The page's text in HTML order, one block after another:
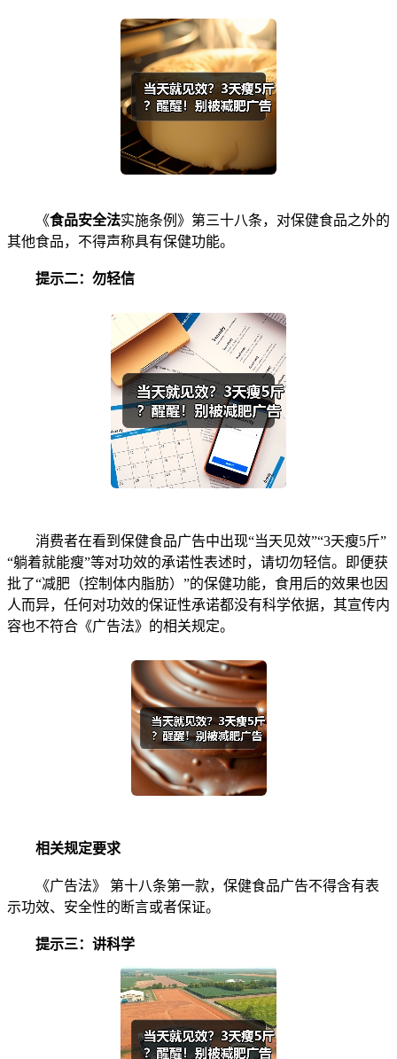
《食品安全法实施条例》第三十八条，对保健食品之外的
其他食品，不得声称具有保健功能。
提示二：勿轻信
消费者在看到保健食品广告中出现“当天见效”“3天瘦5斤”
“躺着就能瘦”等对功效的承诺性表述时，请切勿轻信。即便获
批了“减肥（控制体内脂肪）”的保健功能，食用后的效果也因
人而异，任何对功效的保证性承诺都没有科学依据，其宣传内
容也不符合《广告法》的相关规定。
相关规定要求
《广告法》 第十八条第一款，保健食品广告不得含有表
示功效、安全性的断言或者保证。
提示三：讲科学